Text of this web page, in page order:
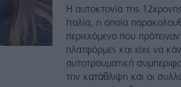
Η αυτοκτονία της
Ιταλία, η οποία
περιεχόμενο που πρότειναν
πλατφόρμες και είχε να
αυτοτραυματική
την κατάθλιψη και οι